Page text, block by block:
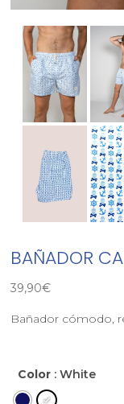
BAÑADOR
39,90€
Bañador cómodo,
Color : White